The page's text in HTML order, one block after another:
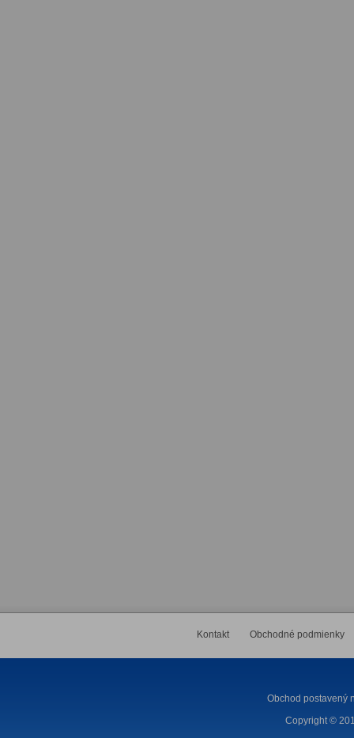
Kontakt Obchodné podmienky
Obchod postavený
Copyright ©